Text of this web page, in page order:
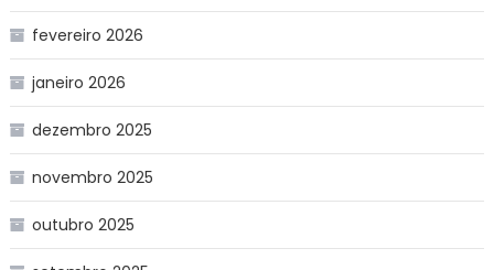
fevereiro 2026
janeiro 2026
dezembro 2025
novembro 2025
outubro 2025